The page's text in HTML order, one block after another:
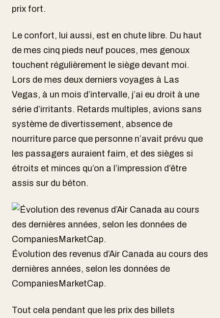
prix fort.
Le confort, lui aussi, est en chute libre. Du haut
de mes cinq pieds neuf pouces, mes genoux
touchent régulièrement le siège devant moi.
Lors de mes deux derniers voyages à Las
Vegas, à un mois d’intervalle, j’ai eu droit à une
série d’irritants. Retards multiples, avions sans
système de divertissement, absence de
nourriture parce que personne n’avait prévu que
les passagers auraient faim, et des sièges si
étroits et minces qu’on a l’impression d’être
assis sur du béton.
Évolution des revenus d’Air Canada au cours des
dernières années, selon les données de
CompaniesMarketCap.
Tout cela pendant que les prix des billets